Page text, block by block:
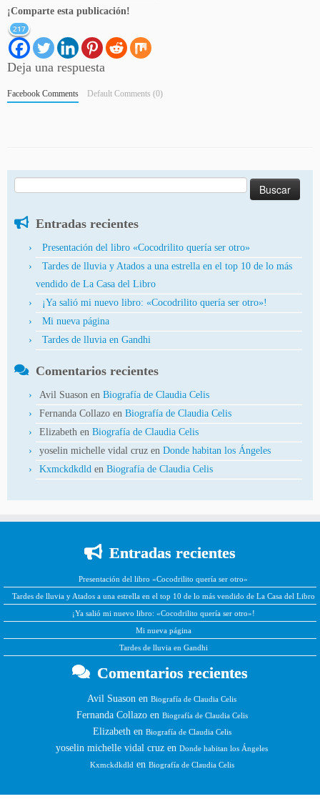
¡Comparte esta publicación!
217
Deja una respuesta
Facebook Comments Default Comments (0)
Entradas recientes
Presentación del libro «Cocodrilito quería ser otro»
Tardes de lluvia y Atados a una estrella en el top 10 de lo más
vendido de La Casa del Libro
¡Ya salió mi nuevo libro: «Cocodrilito quería ser otro»!
Mi nueva página
Tardes de lluvia en Gandhi
Comentarios recientes
Avil Suason en Biografía de Claudia Celis
Fernanda Collazo en Biografía de Claudia Celis
Elizabeth en Biografía de Claudia Celis
yoselin michelle vidal cruz en Donde habitan los Ángeles
Kxmckdkdld en Biografía de Claudia Celis
Entradas recientes
Presentación del libro «Cocodrilito quería ser otro»
Tardes de lluvia y Atados a una estrella en el top 10 de lo más vendido de La Casa del Libro
¡Ya salió mi nuevo libro: «Cocodrilito quería ser otro»!
Mi nueva página
Tardes de lluvia en Gandhi
Comentarios recientes
Avil Suason en Biografía de Claudia Celis
Fernanda Collazoen Biografía de Claudia Celis
Elizabethen Biografía de Claudia Celis
yoselin michelle vidal cruz en Donde habitan los Ángeles
Kxmckdkdlden Biografía de Claudia Celis